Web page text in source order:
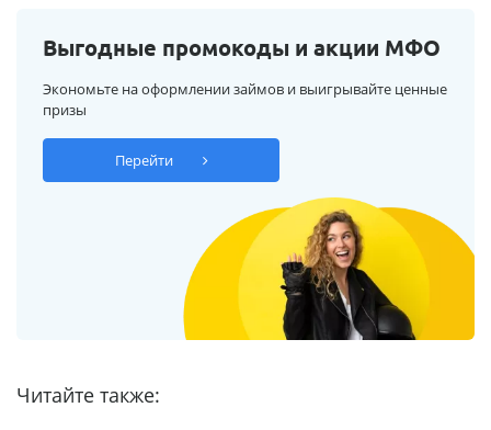
Выгодные промокоды и акции МФО
Экономьте на оформлении займов и выигрывайте ценные
призы
Перейти
Читайте также: